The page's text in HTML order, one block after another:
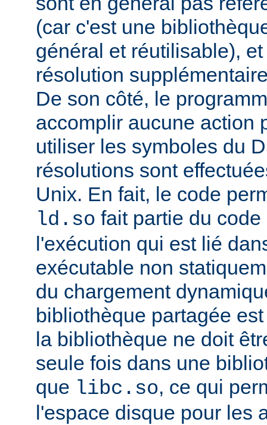
(car c'est une
général et réutilisable),
résolution
De son côté, le
accomplir aucune action
utiliser les symboles du
résolutions sont
Unix. En fait, le code
ld.so fait partie du
l'exécution qui est lié
exécutable non
du chargement
bibliothèque partagée
la bibliothèque ne doit
seule fois dans une
que libc.so, ce qui
l'espace disque pour les